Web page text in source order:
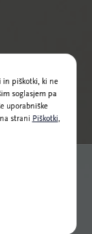
in piškotki, ki ne
soglasjem pa
uporabniške
strani Piškotki,